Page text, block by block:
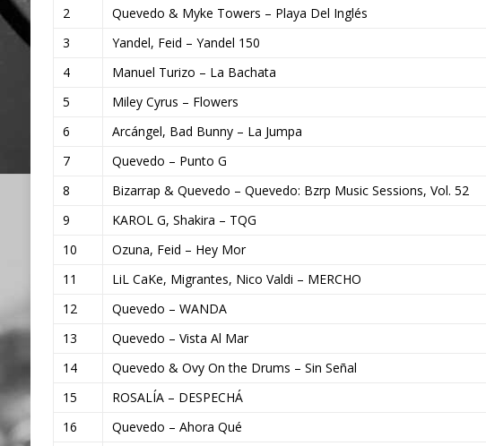
2
Quevedo & Myke Towers – Playa Del Inglés
3
Yandel, Feid – Yandel 150
4
Manuel Turizo – La Bachata
5
Miley Cyrus – Flowers
6
Arcángel, Bad Bunny – La Jumpa
7
Quevedo – Punto G
8
Bizarrap & Quevedo – Quevedo: Bzrp Music Sessions, Vol. 52
9
KAROL G, Shakira – TQG
10
Ozuna, Feid – Hey Mor
11
LiL CaKe, Migrantes, Nico Valdi – MERCHO
12
Quevedo – WANDA
13
Quevedo – Vista Al Mar
14
Quevedo & Ovy On the Drums – Sin Señal
15
ROSALÍA – DESPECHÁ
16
Quevedo – Ahora Qué